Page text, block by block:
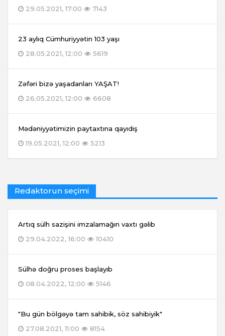
29.05.2021, 17:00
7143
23 aylıq Cümhuriyyətin 103 yaşı
28.05.2021, 12:00
5619
Zəfəri bizə yaşadanları YAŞAT!
26.05.2021, 12:00
6608
Mədəniyyətimizin paytaxtına qayıdış
19.05.2021, 12:00
5213
Redaktorun seçimi
Artıq sülh sazişini imzalamağın vaxtı gəlib
29.04.2022, 16:00
10410
Sülhə doğru proses başlayıb
08.04.2022, 12:00
5146
"Bu gün bölgəyə tam sahibik, söz sahibiyik"
27.08.2021, 11:00
8154